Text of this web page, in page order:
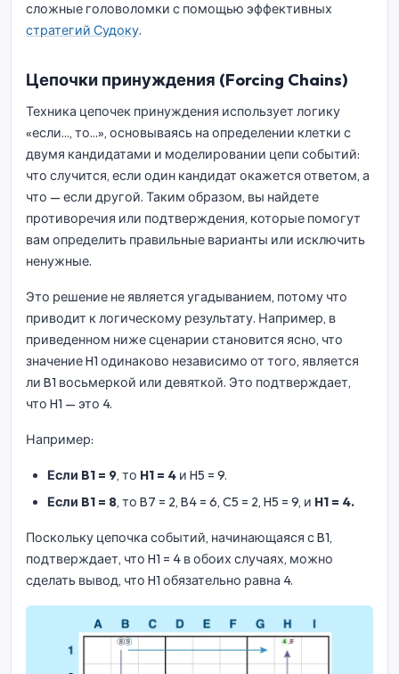
сложные головоломки с помощью эффективных
стратегий Судоку.
Цепочки принуждения (Forcing Chains)
Техника цепочек принуждения использует логику
«если..., то...», основываясь на определении клетки с
двумя кандидатами и моделировании цепи событий:
что случится, если один кандидат окажется ответом, а
что — если другой. Таким образом, вы найдете
противоречия или подтверждения, которые помогут
вам определить правильные варианты или исключить
ненужные.
Это решение не является угадыванием, потому что
приводит к логическому результату. Например, в
приведенном ниже сценарии становится ясно, что
значение H1 одинаково независимо от того, является
ли B1 восьмеркой или девяткой. Это подтверждает,
что H1 — это 4.
Например:
Если B1 = 9, то H1 = 4 и H5 = 9.
Если B1 = 8, то B7 = 2, B4 = 6, C5 = 2, H5 = 9, и H1 = 4.
Поскольку цепочка событий, начинающаяся с B1,
подтверждает, что H1 = 4 в обоих случаях, можно
сделать вывод, что H1 обязательно равна 4.